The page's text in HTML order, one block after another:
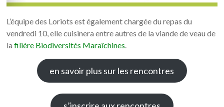
L’équipe des Loriots est également chargée du repas du
vendredi 10, elle cuisinera entre autres de la viande de veau de
lafilière Biodiversités Maraîchines.
en savoir plus sur les rencontres